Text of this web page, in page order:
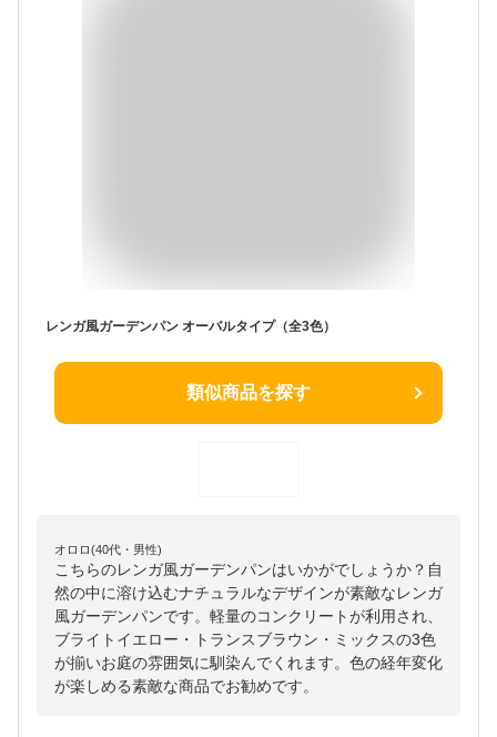
レンガ風ガーデンパン オーバルタイプ（全3色）
類似商品を探す
オロロ(40代・男性)
こちらのレンガ風ガーデンパンはいかがでしょうか？自
然の中に溶け込むナチュラルなデザインが素敵なレンガ
風ガーデンパンです。軽量のコンクリートが利用され、
ブライトイエロー・トランスブラウン・ミックスの3色
が揃いお庭の雰囲気に馴染んでくれます。色の経年変化
が楽しめる素敵な商品でお勧めです。